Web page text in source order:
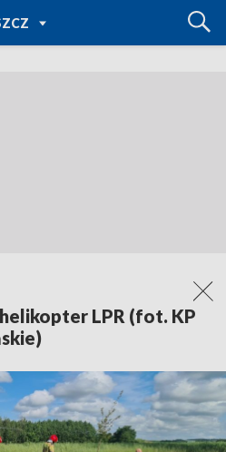
REGIONY
LPR (fot. KP